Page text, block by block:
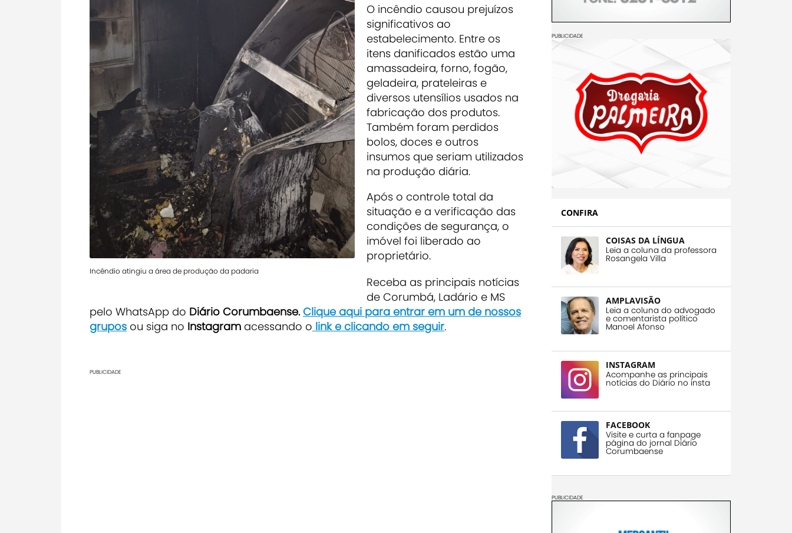
Incêndio atingiu a área de produção da padaria
O incêndio causou prejuízos
significativos ao
estabelecimento. Entre os
itens danificados estão uma
amassadeira, forno, fogão,
geladeira, prateleiras e
diversos utensílios usados na
fabricação dos produtos.
Também foram perdidos
bolos, doces e outros
insumos que seriam utilizados
na produção diária.
Após o controle total da
situação e a verificação das
condições de segurança, o
imóvel foi liberado ao
proprietário.
Receba as principais notícias
de Corumbá, Ladário e MS
pelo WhatsApp do Diário Corumbaense.Clique aqui para entrar em um de nossos
grupos ou siga no Instagram acessando o link e clicando em seguir.
PUBLICIDADE
PUBLICIDADE
CONFIRA
COISAS DA LÍNGUA
Leia a coluna da professora
Rosangela Villa
AMPLAVISÃO
Leia a coluna do advogado
e comentarista político
Manoel Afonso
INSTAGRAM
Acompanhe as principais
notícias do Diário no insta
FACEBOOK
Visite e curta a fanpage
página do jornal Diário
Corumbaense
PUBLICIDADE